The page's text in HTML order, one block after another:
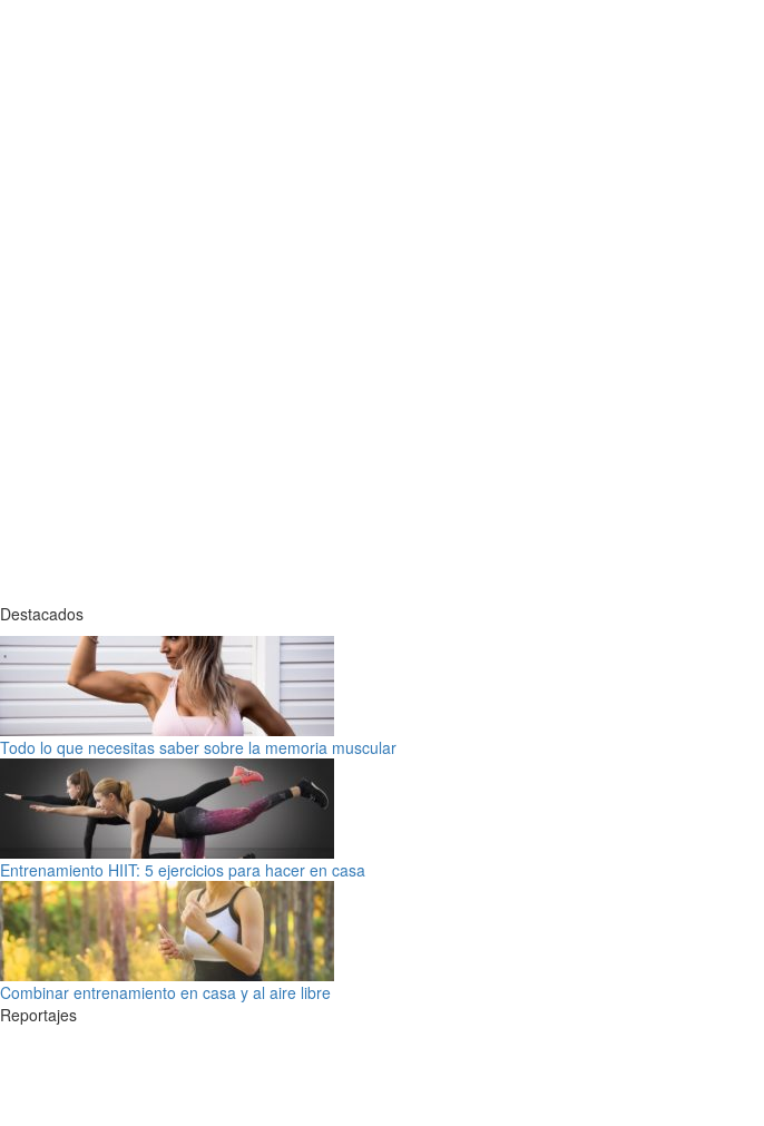
Destacados
Todo lo que necesitas saber sobre la memoria muscular
Entrenamiento HIIT: 5 ejercicios para hacer en casa
Combinar entrenamiento en casa y al aire libre
Reportajes